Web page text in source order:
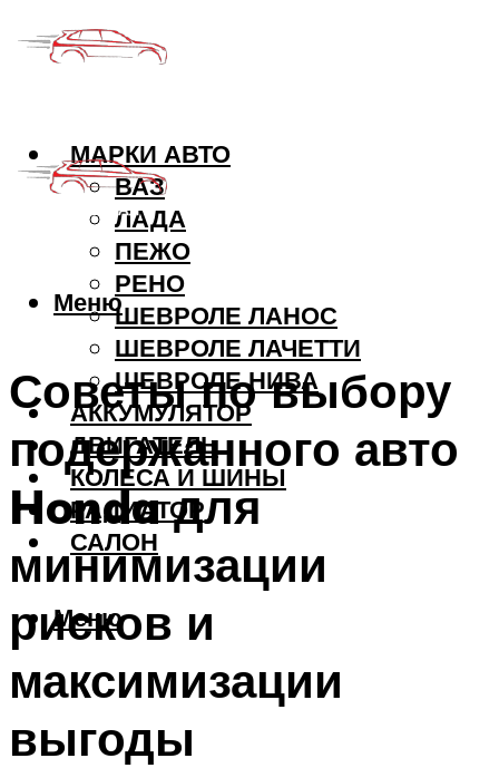
МАРКИ АВТО
ВАЗ
ЛАДА
ПЕЖО
РЕНО
ШЕВРОЛЕ ЛАНОС
ШЕВРОЛЕ ЛАЧЕТТИ
ШЕВРОЛЕ НИВА
АККУМУЛЯТОР
ДВИГАТЕЛЬ
КОЛЕСА И ШИНЫ
РАДИАТОР
САЛОН
Меню
Меню
Советы по выбору
подержанного авто
Honda для
минимизации
рисков и
максимизации
выгоды